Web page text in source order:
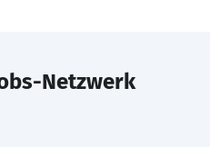
Netzwerk